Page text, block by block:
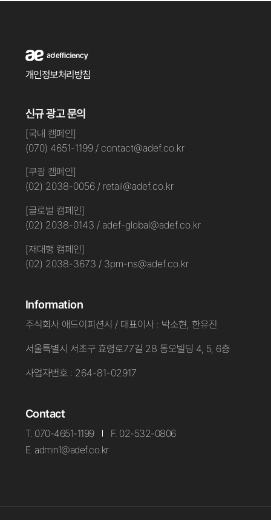
개인정보처리방침
신규 광고 문의
[국내 캠페인]
(070) 4651-1199 / contact@adef.co.kr
[쿠팡 캠페인]
(02) 2038-0056 / retail@adef.co.kr
[글로벌 캠페인]
(02) 2038-0143 / adef-global@adef.co.kr
[재대행 캠페인]
(02) 2038-3673 / 3pm-ns@adef.co.kr
Information
주식회사 애드이피션시 / 대표이사 : 박소현, 한유진
서울특별시 서초구 효령로77길 28 동오빌딩 4, 5, 6층
사업자번호 : 264-81-02917
Contact
T. 070-4651-1199
F. 02-532-0806
E. admin1@adef.co.kr